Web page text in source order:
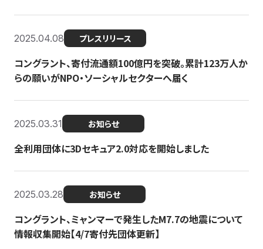
2025.04.08 プレスリリース
コングラント、寄付流通額100億円を突破。累計123万人か
らの願いがNPO・ソーシャルセクターへ届く
2025.03.31 お知らせ
全利用団体に3Dセキュア2.0対応を開始しました
2025.03.28 お知らせ
コングラント、ミャンマーで発生したM7.7の地震について
情報収集開始【4/7寄付先団体更新】